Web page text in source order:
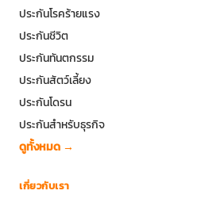
ประกันโรคร้ายแรง
ประกันชีวิต
ประกันทันตกรรม
ประกันสัตว์เลี้ยง
ประกันโดรน
ประกันสำหรับธุรกิจ
ดูทั้งหมด →
เกี่ยวกับเรา